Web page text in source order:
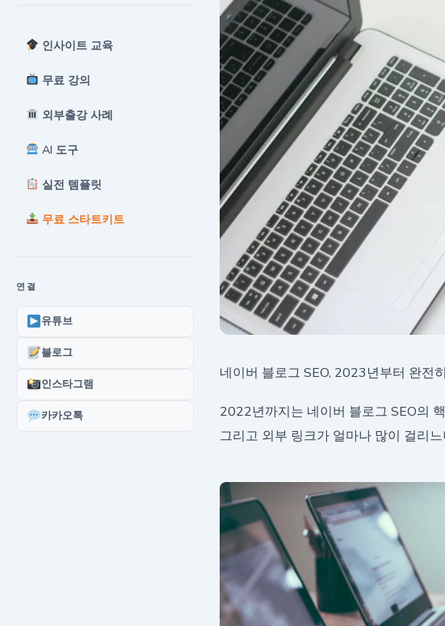
인사이트 교육
무료 강의
외부출강 사례
AI 도구
실전 템플릿
무료 스타트키트
연결
유튜브
블로그
인스타그램
카카오톡
네이버 블로그 SEO, 2023년부터 완전
2022년까지는 네이버 블로그 SEO의
그리고 외부 링크가 얼마나 많이 걸리